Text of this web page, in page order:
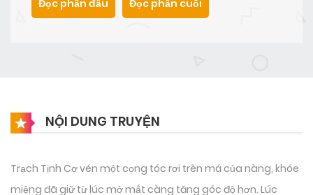
Đọc phần đầu
Đọc phần cuối
NỘI DUNG TRUYỆN
Trạch Tịnh Cơ vén một cọng tóc rơi trên má của nàng, khóe
miệng đã giữ từ lúc mở mắt càng tăng góc độ hơn. Lúc